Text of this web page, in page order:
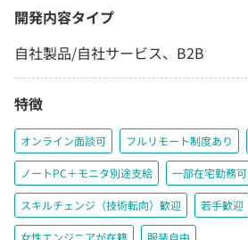
開発内容タイプ
自社製品/自社サービス、B2B
特徴
オンライン面談可 フルリモート制度あり
ノートPC＋モニタ別途支給 一部在宅勤務可
スキルチェンジ（技術転向）歓迎 若手歓迎